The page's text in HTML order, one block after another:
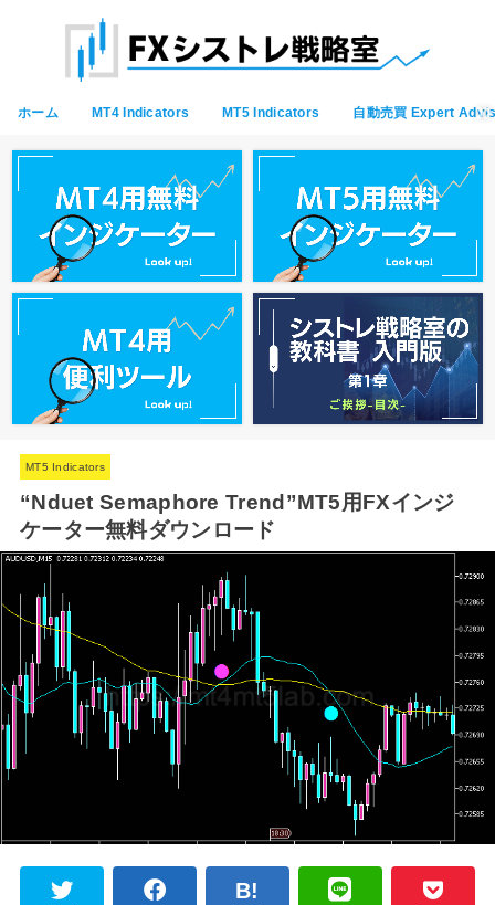
ホーム MT4 Indicators MT5 Indicators 自動売買 Expert
MT5 Indicators
“Nduet Semaphore Trend”MT5用FXインジ
ケーター無料ダウンロード